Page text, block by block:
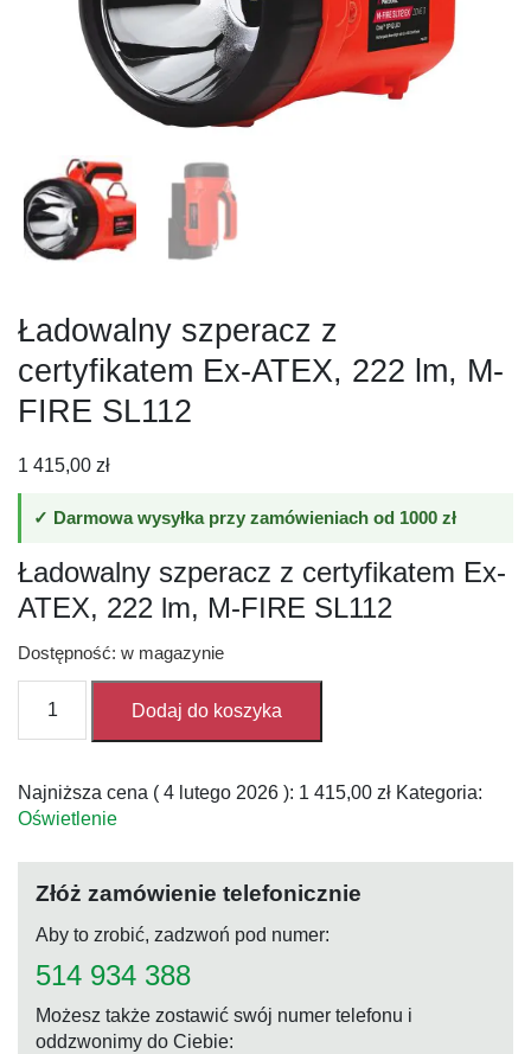
Ładowalny szperacz z
certyfikatem Ex-ATEX, 222 lm, M-
FIRE SL112
1 415,00 zł
✓ Darmowa wysyłka przy zamówieniach od 1000 zł
Ładowalny szperacz z certyfikatem Ex-
ATEX, 222 lm, M-FIRE SL112
Dostępność: w magazynie
Ładowalny
szperacz
certyfikatem
Ex-
lm,
SL112
Dodaj do koszyka
Najniższa cena ( 4 lutego 2026 ): 1 415,00 zł Kategoria:
Oświetlenie
Złóż zamówienie telefonicznie
Aby to zrobić, zadzwoń pod numer:
514 934 388
Możesz także zostawić swój numer telefonu i
oddzwonimy do Ciebie: